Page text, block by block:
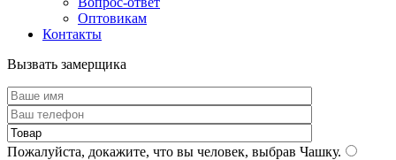
Оптовикам
Контакты
Вызвать замерщика
Пожалуйста, докажите, что вы человек, выбрав Чашку.